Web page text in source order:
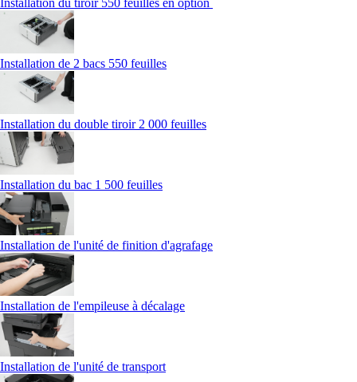
Installation du tiroir 550 feuilles en option
Installation de 2 bacs 550 feuilles
Installation du double tiroir 2 000 feuilles
Installation du bac 1 500 feuilles
Installation de l'unité de finition d'agrafage
Installation de l'empileuse à décalage
Installation de l'unité de transport